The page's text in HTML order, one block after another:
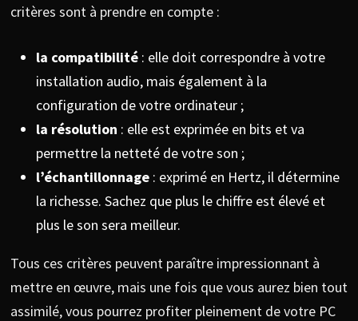
critères sont à prendre en compte :
la compatibilité: elle doit correspondre à votre
installation audio, mais également à la
configuration de votre ordinateur ;
la résolution : elle est exprimée en bits et va
permettre la netteté de votre son ;
l’échantillonnage: exprimé en Hertz, il détermine
la richesse. Sachez que plus le chiffre est élevé et
plus le son sera meilleur.
Tous ces critères peuvent paraître impressionnant à
mettre en œuvre, mais une fois que vous aurez bien tout
assimilé, vous pourrez profiter pleinement de votre PC